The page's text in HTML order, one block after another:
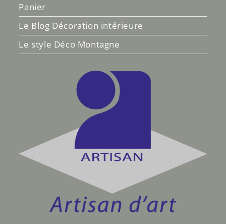
Panier
Le Blog Décoration intérieure
Le style Déco Montagne